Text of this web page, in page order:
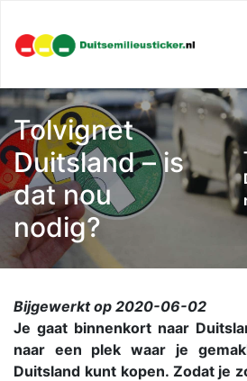
Tolvignet
Duitsland – is
dat nou
nodig?
Bijgewerkt op 2020-06-02
Je gaat binnenkort naar
naar een plek waar je
Duitsland kunt kopen. Zodat je